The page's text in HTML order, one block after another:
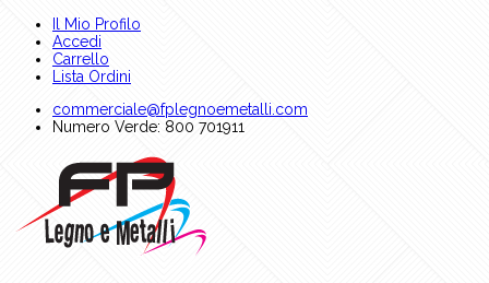
Il Mio Profilo
Accedi
Carrello
Lista Ordini
commerciale@fplegnoemetalli.com
Numero Verde: 800 701911